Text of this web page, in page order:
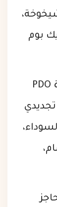
بوم
ركزت المحاضرة على استخدام بودرة PDO